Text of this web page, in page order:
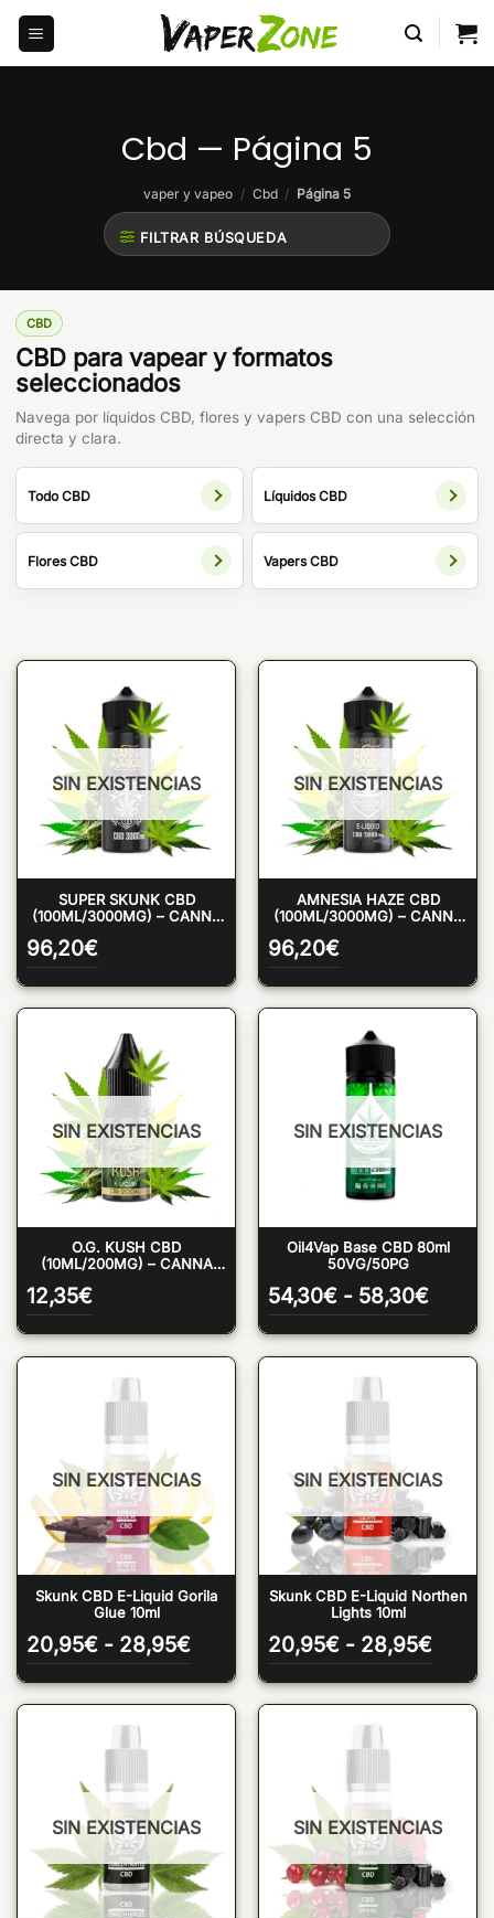
Saltar
contenido
Cbd — Página 5
vaper y vapeo / Cbd / Página 5
FILTRAR BÚSQUEDA
CBD
CBD para vapear y formatos
seleccionados
Navega por líquidos CBD, flores y vapers CBD con una selección
directa y clara.
Todo CBD Líquidos CBD
Flores CBD Vapers CBD
SIN EXISTENCIAS
SUPER SKUNK CBD
(100ML/3000MG) – CANNA
96,20€
SIN EXISTENCIAS
AMNESIA HAZE CBD
(100ML/3000MG) – CANNA
96,20€
SIN EXISTENCIAS
O.G. KUSH CBD
(10ML/200MG) – CANNA
12,35€
SIN EXISTENCIAS
Oil4Vap Base CBD 80ml
50VG/50PG
54,30€ - 58,30€Rango
de
desde
SIN EXISTENCIAS
Skunk CBD E-Liquid Gorila
Glue 10ml
20,95€ - 28,95€Rango
de
precios:
desde
SIN EXISTENCIAS
Skunk CBD E-Liquid Northen
Lights 10ml
20,95€ - 28,95€Rango
de
desde
SIN EXISTENCIAS SIN EXISTENCIAS